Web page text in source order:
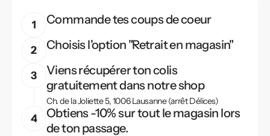
Commande tes coups de coeur
Choisis l'option "Retrait en magasin"
Viens récupérer ton colis
gratuitement dans notre shop
Ch. de la Joliette 5, 1006 Lausanne (arrêt Délices)
Obtiens -10% sur tout le magasin lors
de ton passage.